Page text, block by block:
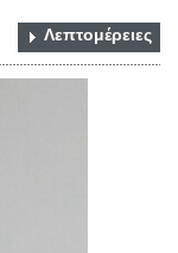
Λεπτομέρειες